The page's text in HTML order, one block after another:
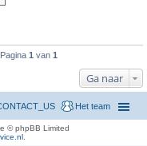
1 van 1
Ga naar
Het team
© phpBB Limited
.